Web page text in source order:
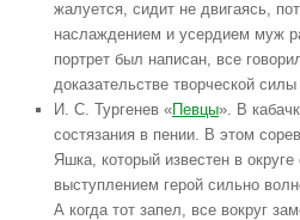
жалуется, сидит не двигаясь,
наслаждением и усердием муж
портрет был написан, все
доказательстве творческой
И. С. Тургенев «Певцы». В
состязания в пении. В этом
Яшка, который известен в
выступлением герой сильно
А когда тот запел, все вокруг